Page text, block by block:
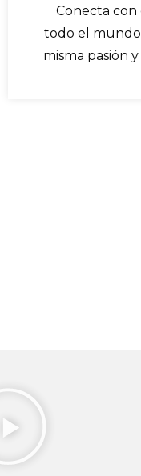
Conecta
todo el
misma pasión